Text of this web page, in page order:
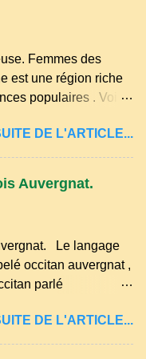
g de cerises noires
1 pincée de sel et 30
par équeuter les
de préférence,
Femmes des
est une région riche
populaires . Voici
: Superstitions : Le
à un repas, un des
dans le
sur le bon coté,
de bouteilles de vin
de fourchettes
chemins. Quand
et se coupent,
DE L'ARTICLE...
Auvergnat.
Le langage
occitan auvergnat ,
parlé
central . Il
des langues romanes
DE L'ARTICLE...